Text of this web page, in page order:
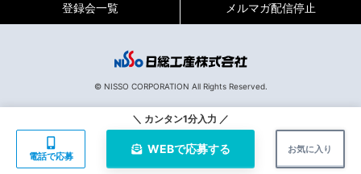
電話で応募
0120-717-450
平日9:00～19:00（土日祝は18:00まで）
127508
＼ カンタン1分入力 ／
WEBで応募する お気に入り
登録会一覧 メルマガ配信停止
© NISSO CORPORATION All Rights Reserved.